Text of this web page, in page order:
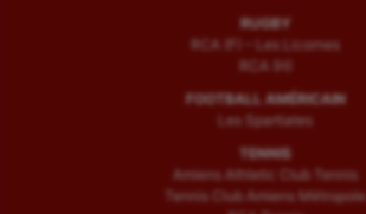
RUGBY
RCA (F) – Les Licornes
RCA (H)
FOOTBALL AMÉRICAIN
Les Spartiates
TENNIS
Amiens Athletic Club Tennis
Tennis Club Amiens Métropole